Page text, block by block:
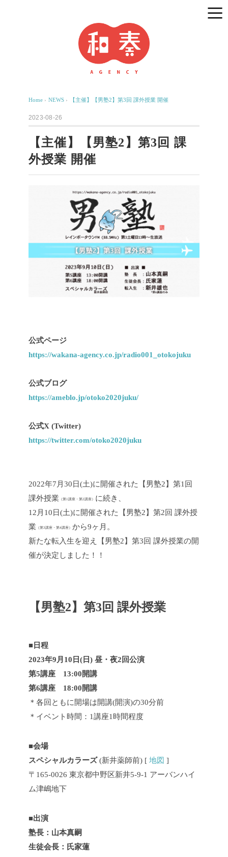
Home › NEWS › 【主催】【男塾2】第3回 課外授業 開催
2023-08-26
【主催】【男塾2】第3回 課
外授業 開催
公式ページ
https://wakana-agency.co.jp/radio001_otokojuku
公式ブログ
https://ameblo.jp/otoko2020juku/
公式X (Twitter)
https://twitter.com/otoko2020juku
2022年7月30日(土)に開催された【男塾2】第1回
課外授業 （第1講座・第2講座） に続き、
12月10日(土)に開催された【男塾2】第2回 課外授
業 （第3講座・第4講座） から9ヶ月。
新たな転入生を迎え【男塾2】第3回 課外授業の開
催が決定しました！！
【男塾2】第3回 課外授業
■日程
2023年9月10日(日) 昼・夜2回公演
第5講座 13:00開講
第6講座 18:00開講
＊各回ともに開場は開講(開演)の30分前
＊イベント時間：1講座1時間程度
■会場
スペシャルカラーズ(新井薬師前) [ 地図 ]
〒165-0026 東京都中野区新井5-9-1 アーバンハイ
ム津嶋地下
■出演
塾長：山本真嗣
生徒会長：氏家蓮